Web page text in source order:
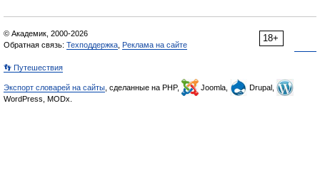
18+
© Академик, 2000-2026
Обратная связь: Техподдержка Реклама на сайте
👣 Путешествия
Экспорт словарей на сайты , сделанные на PHP, Joomla,
Drupal,
WordPress, MODx.